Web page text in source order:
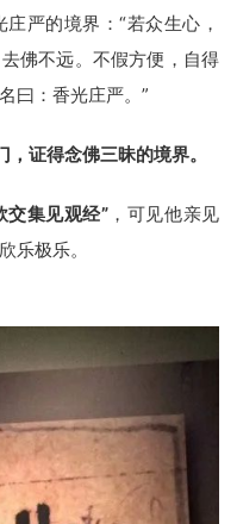
严的境界：“若众生心，
佛不远。不假方便，自得
曰：香光庄严。”
证得念佛三昧的境界。
交集见观经”，可见他亲见
乐极乐。